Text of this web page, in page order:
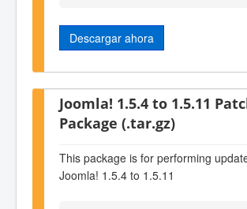
Descargar ahora
Joomla! 1.5.4 to 1.5.11
Package (.tar.gz)
This package is for performing
Joomla! 1.5.4 to 1.5.11